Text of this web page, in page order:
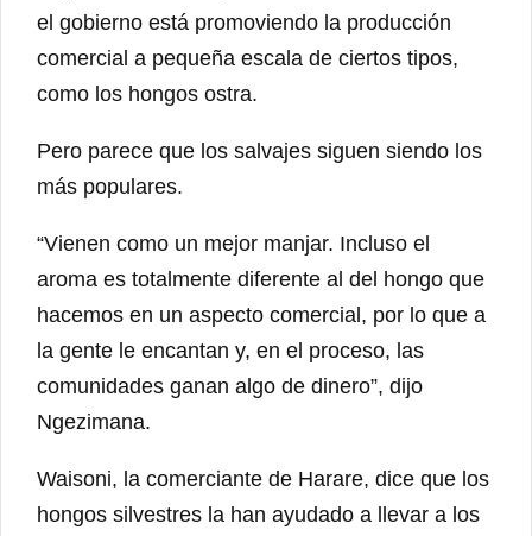
el gobierno está promoviendo la producción
comercial a pequeña escala de ciertos tipos,
como los hongos ostra.
Pero parece que los salvajes siguen siendo los
más populares.
“Vienen como un mejor manjar. Incluso el
aroma es totalmente diferente al del hongo que
hacemos en un aspecto comercial, por lo que a
la gente le encantan y, en el proceso, las
comunidades ganan algo de dinero”, dijo
Ngezimana.
Waisoni, la comerciante de Harare, dice que los
hongos silvestres la han ayudado a llevar a los